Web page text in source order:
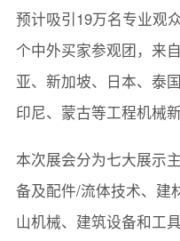
预计吸引19万名专业观
个中外买家参观团，来
亚、新加坡、日本、泰
印尼、蒙古等工程机械
本次展会分为七大展示
备及配件/流体技术、建
山机械、建筑设备和工